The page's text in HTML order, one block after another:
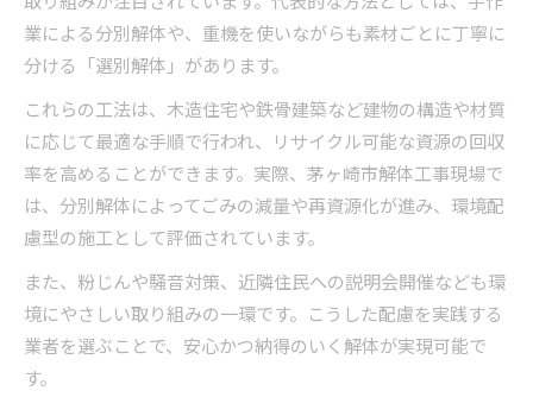
業による分別解体や、重機を使いながらも素材ごとに丁寧に
分ける「選別解体」があります。
これらの工法は、木造住宅や鉄骨建築など建物の構造や材質
に応じて最適な手順で行われ、リサイクル可能な資源の回収
率を高めることができます。実際、茅ヶ崎市解体工事現場で
は、分別解体によってごみの減量や再資源化が進み、環境配
慮型の施工として評価されています。
また、粉じんや騒音対策、近隣住民への説明会開催なども環
境にやさしい取り組みの一環です。こうした配慮を実践する
業者を選ぶことで、安心かつ納得のいく解体が実現可能で
す。